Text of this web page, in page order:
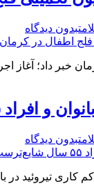
بدون دیدگاه
۵۵ سال شایع‌ترست
بدون دیدگاه